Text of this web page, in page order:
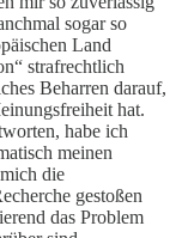
sogar so
Land
strafrechtlich
Beharren darauf,
hat.
habe ich
meinen
die
gestoßen
das Problem